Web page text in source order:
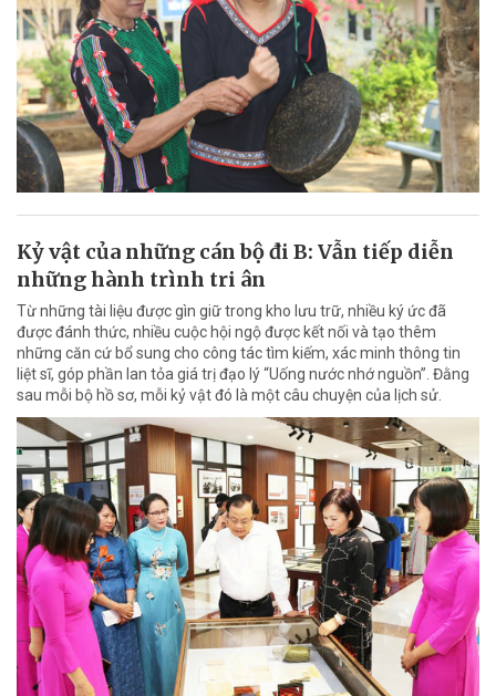
Kỷ vật của những cán bộ đi B: Vẫn tiếp diễn
những hành trình tri ân
Từ những tài liệu được gìn giữ trong kho lưu trữ, nhiều ký ức đã
được đánh thức, nhiều cuộc hội ngộ được kết nối và tạo thêm
những căn cứ bổ sung cho công tác tìm kiếm, xác minh thông tin
liệt sĩ, góp phần lan tỏa giá trị đạo lý “Uống nước nhớ nguồn”. Đằng
sau mỗi bộ hồ sơ, mỗi kỷ vật đó là một câu chuyện của lịch sử.